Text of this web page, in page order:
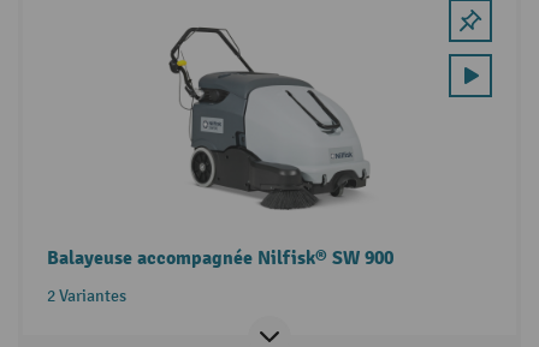
Balayeuse accompagnée Nilfisk® SW 900
2 Variantes